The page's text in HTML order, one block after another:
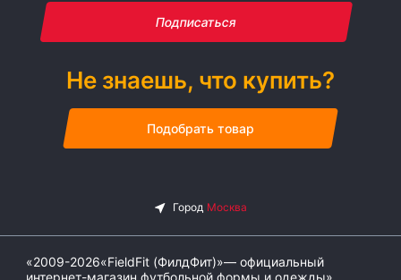
Подписаться
Не знаешь, что купить?
Подобрать товар
«2009-2026«FieldFit (ФилдФит)»— официальный